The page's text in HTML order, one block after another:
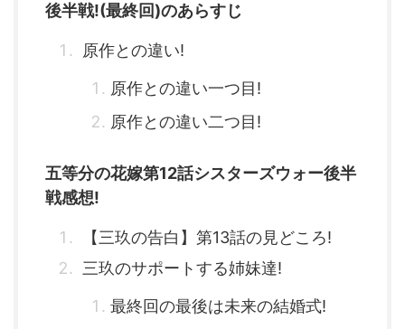
後半戦!(最終回)のあらすじ
原作との違い!
原作との違い一つ目!
原作との違い二つ目!
五等分の花嫁第12話シスターズウォー後半
戦感想!
【三玖の告白】第13話の見どころ!
三玖のサポートする姉妹達!
最終回の最後は未来の結婚式!